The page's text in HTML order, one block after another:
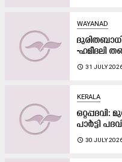
WAYANAD
-ഹമീദലി
access_time 31 JULY
KERALA
ഒറ്റപ്പദവി:
പാർട്ടി
access_time 30 JULY